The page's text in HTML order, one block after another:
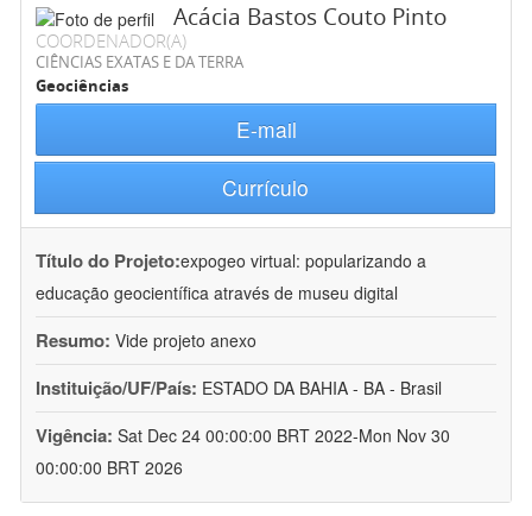
Acácia Bastos Couto Pinto
COORDENADOR(A)
CIÊNCIAS EXATAS E DA TERRA
Geociências
E-mail
Currículo
Título do Projeto:expogeo virtual: popularizando a
educação geocientífica através de museu digital
Resumo: Vide projeto anexo
Instituição/UF/País: ESTADO DA BAHIA - BA - Brasil
Vigência: Sat Dec 24 00:00:00 BRT 2022-Mon Nov 30
00:00:00 BRT 2026